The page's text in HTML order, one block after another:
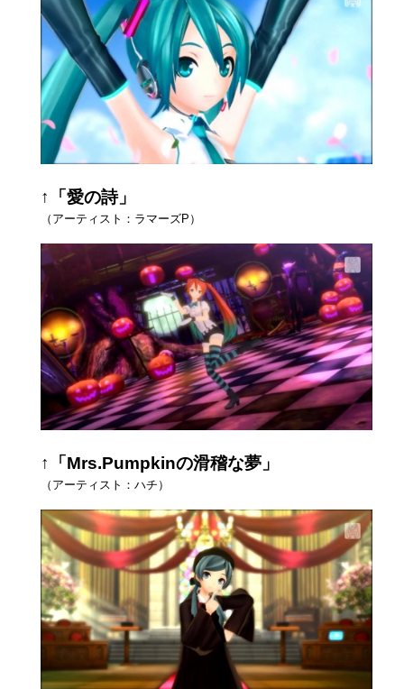
↑「愛の詩」
（アーティスト：ラマーズP）
↑「Mrs.Pumpkinの滑稽な夢」
（アーティスト：ハチ）